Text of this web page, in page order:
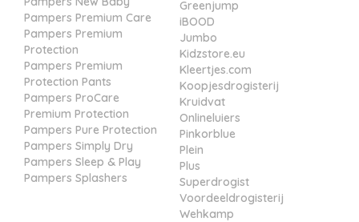
Pampers Premium Care
Pampers Premium
Protection
Pampers Premium
Protection Pants
Pampers ProCare
Premium Protection
Pampers Pure Protection
Pampers Simply Dry
Pampers Sleep & Play
Pampers Splashers
Greenjump
iBOOD
Jumbo
Kidzstore.eu
Kleertjes.com
Koopjesdrogisterij
Kruidvat
Onlineluiers
Pinkorblue
Plein
Plus
Superdrogist
Voordeeldrogisterij
Wehkamp